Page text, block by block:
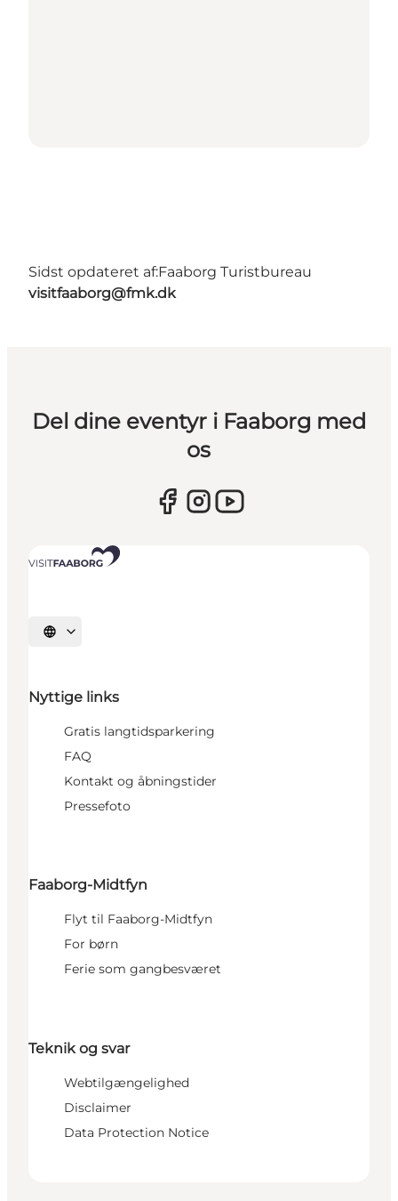
Sidst opdateret af:Faaborg Turistbureau
visitfaaborg@fmk.dk
Del dine eventyr i Faaborg med
os
Vælg sprog
Nyttige links
Gratis langtidsparkering
FAQ
Kontakt og åbningstider
Pressefoto
Faaborg-Midtfyn
Flyt til Faaborg-Midtfyn
For børn
Ferie som gangbesværet
Teknik og svar
Webtilgængelighed
Disclaimer
Data Protection Notice